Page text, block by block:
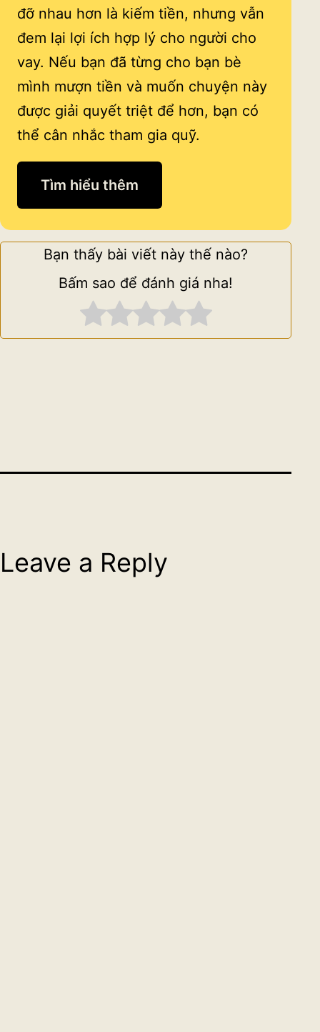
đỡ nhau hơn là kiếm tiền, nhưng vẫn
đem lại lợi ích hợp lý cho người cho
vay. Nếu bạn đã từng cho bạn bè
mình mượn tiền và muốn chuyện này
được giải quyết triệt để hơn, bạn có
thể cân nhắc tham gia quỹ.
Tìm hiểu thêm
Bạn thấy bài viết này thế nào?
Bấm sao để đánh giá nha!
Leave a Reply